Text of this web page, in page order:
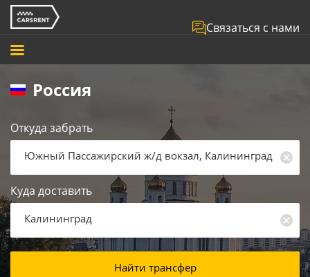
Связаться с нами
Россия
Откуда забрать
Южный Пассажирский ж/д вокзал, Калининград
Куда доставить
Калининград
Найти трансфер